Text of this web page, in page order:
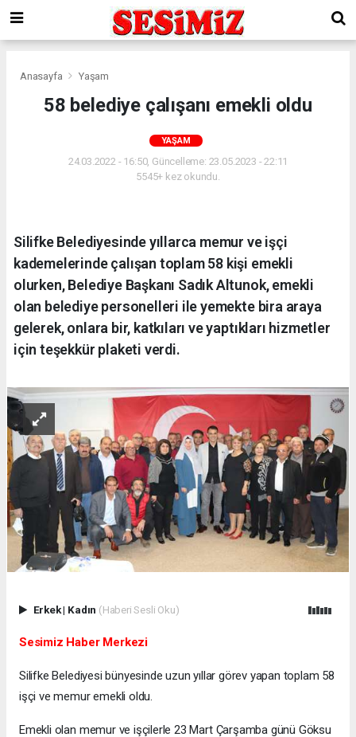
Anasayfa Yaşam
58 belediye çalışanı emekli oldu
YAŞAM
24.03.2022 - 16:50, Güncelleme: 23.05.2023 - 22:11
5545+ kez okundu.
Silifke Belediyesinde yıllarca memur ve işçi
kademelerinde çalışan toplam 58 kişi emekli
olurken, Belediye Başkanı Sadık Altunok, emekli
olan belediye personelleri ile yemekte bira araya
gelerek, onlara bir, katkıları ve yaptıkları hizmetler
için teşekkür plaketi verdi.
Erkek| Kadın (Haberi Sesli Oku)
Sesimiz Haber Merkezi
Silifke Belediyesi bünyesinde uzun yıllar görev yapan toplam 58
işçi ve memur emekli oldu.
Emekli olan memur ve işçilerle 23 Mart Çarşamba günü Göksu